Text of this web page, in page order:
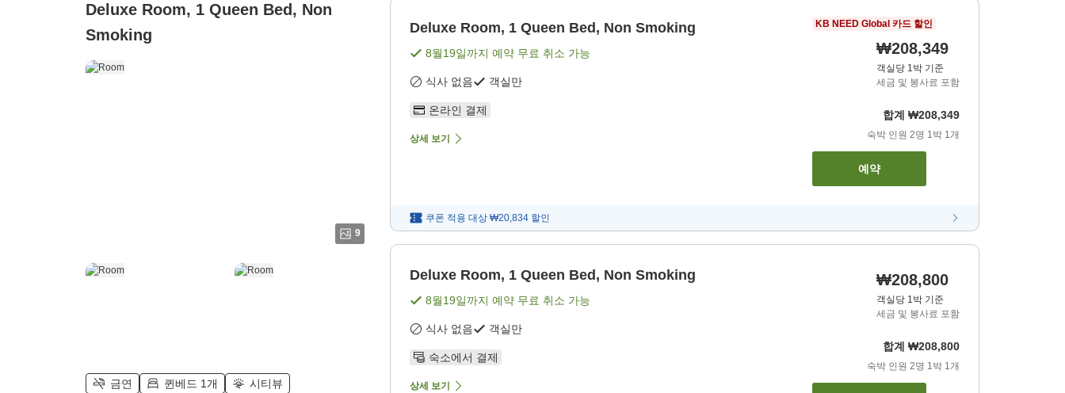
Deluxe Room, 1 Queen Bed, Non
Smoking
9
금연 퀸베드 1개 시티뷰
Deluxe Room, 1 Queen Bed, Non Smoking
8월19일까지 예약 무료 취소 가능
식사 없음 객실만
온라인 결제
상세 보기
KB NEED Global 카드 할인
₩208,349
객실당 1박 기준
세금 및 봉사료 포함
합계 ₩208,349
숙박 인원 2명 1박 1개
예약
쿠폰 적용 대상 ₩20,834 할인
Deluxe Room, 1 Queen Bed, Non Smoking
8월19일까지 예약 무료 취소 가능
식사 없음 객실만
숙소에서 결제
상세 보기
₩208,800
객실당 1박 기준
세금 및 봉사료 포함
합계 ₩208,800
숙박 인원 2명 1박 1개